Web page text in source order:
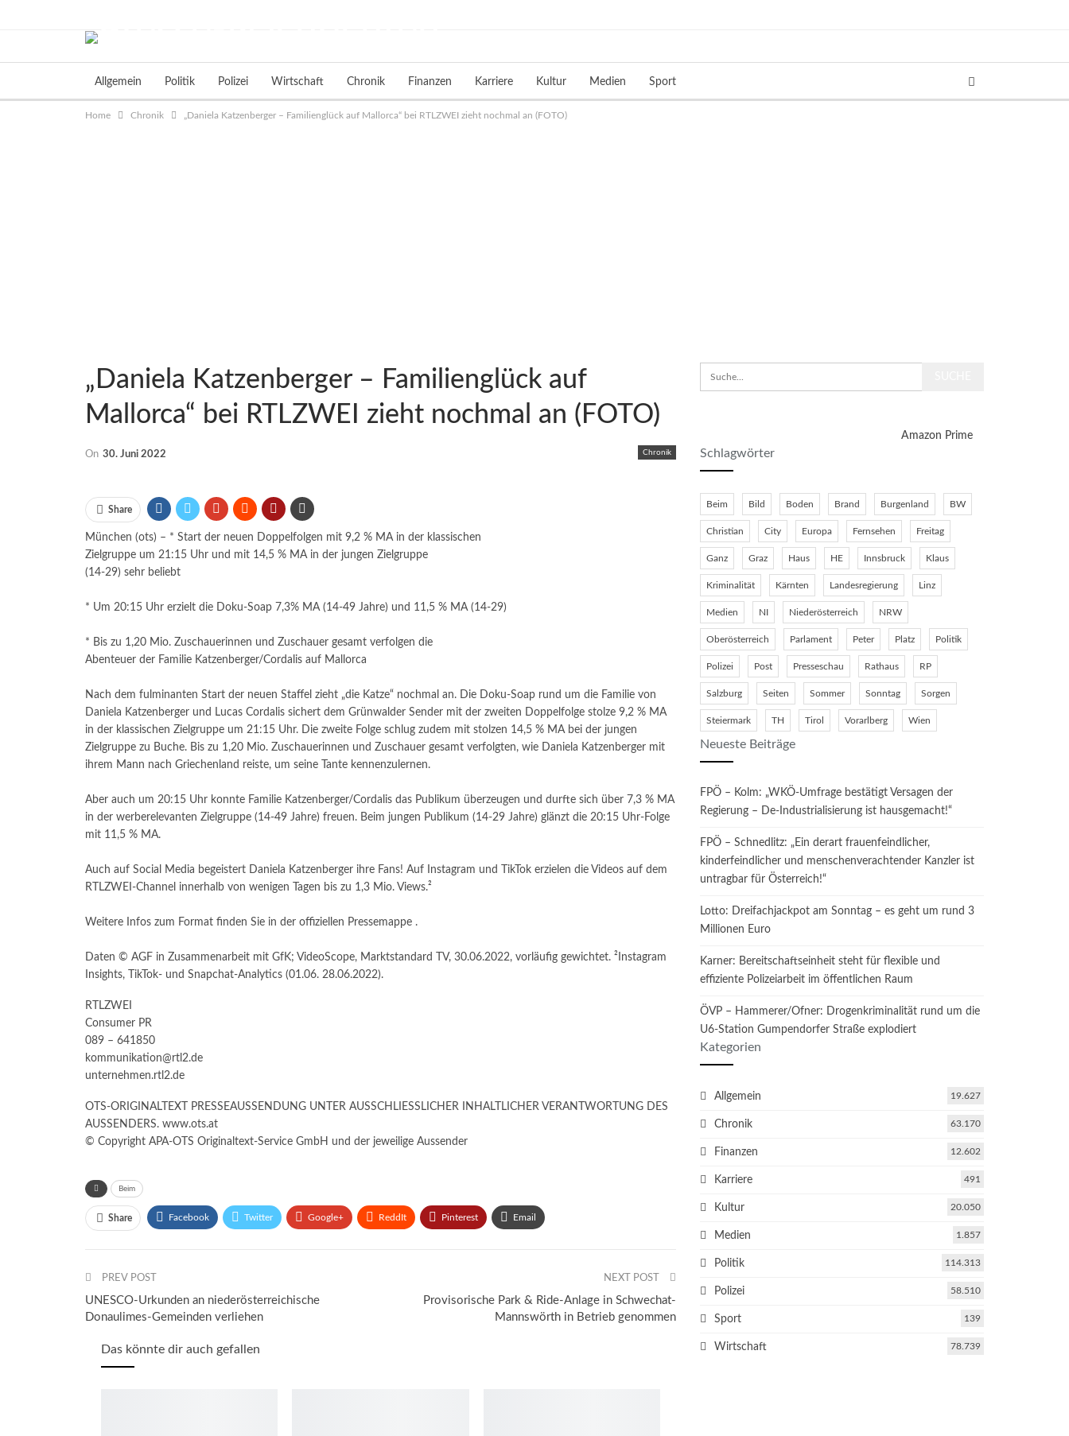
Allgemein Politik Polizei Wirtschaft Chronik Finanzen Karriere Kultur Medien Sport
Home Chronik „Daniela Katzenberger – Familienglück auf Mallorca“ bei RTLZWEI zieht nochmal an (FOTO)
„Daniela Katzenberger – Familienglück auf
Mallorca“ bei RTLZWEI zieht nochmal an (FOTO)
Chronik
On 30. Juni 2022
Share
München (ots) – * Start der neuen Doppelfolgen mit 9,2 % MA in der klassischen
Zielgruppe um 21:15 Uhr und mit 14,5 % MA in der jungen Zielgruppe
(14-29) sehr beliebt
* Um 20:15 Uhr erzielt die Doku-Soap 7,3% MA (14-49 Jahre) und 11,5 % MA (14-29)
* Bis zu 1,20 Mio. Zuschauerinnen und Zuschauer gesamt verfolgen die
Abenteuer der Familie Katzenberger/Cordalis auf Mallorca
Nach dem fulminanten Start der neuen Staffel zieht „die Katze“ nochmal an. Die Doku-Soap rund um die Familie von
Daniela Katzenberger und Lucas Cordalis sichert dem Grünwalder Sender mit der zweiten Doppelfolge stolze 9,2 % MA
in der klassischen Zielgruppe um 21:15 Uhr. Die zweite Folge schlug zudem mit stolzen 14,5 % MA bei der jungen
Zielgruppe zu Buche. Bis zu 1,20 Mio. Zuschauerinnen und Zuschauer gesamt verfolgten, wie Daniela Katzenberger mit
ihrem Mann nach Griechenland reiste, um seine Tante kennenzulernen.
Aber auch um 20:15 Uhr konnte Familie Katzenberger/Cordalis das Publikum überzeugen und durfte sich über 7,3 % MA
in der werberelevanten Zielgruppe (14-49 Jahre) freuen. Beim jungen Publikum (14-29 Jahre) glänzt die 20:15 Uhr-Folge
mit 11,5 % MA.
Auch auf Social Media begeistert Daniela Katzenberger ihre Fans! Auf Instagram und TikTok erzielen die Videos auf dem
RTLZWEI-Channel innerhalb von wenigen Tagen bis zu 1,3 Mio. Views.²
Weitere Infos zum Format finden Sie in der offiziellen Pressemappe .
Daten © AGF in Zusammenarbeit mit GfK; VideoScope, Marktstandard TV, 30.06.2022, vorläufig gewichtet. ²Instagram
Insights, TikTok- und Snapchat-Analytics (01.06. 28.06.2022).
RTLZWEI
Consumer PR
089 – 641850
kommunikation@rtl2.de
unternehmen.rtl2.de
OTS-ORIGINALTEXT PRESSEAUSSENDUNG UNTER AUSSCHLIESSLICHER INHALTLICHER VERANTWORTUNG DES
AUSSENDERS. www.ots.at
© Copyright APA-OTS Originaltext-Service GmbH und der jeweilige Aussender
Beim
Share Facebook Twitter Google+ ReddIt Pinterest Email
PREV POST
UNESCO-Urkunden an niederösterreichische
Donaulimes-Gemeinden verliehen
NEXT POST
Provisorische Park & Ride-Anlage in Schwechat-
Mannswörth in Betrieb genommen
Das könnte dir auch gefallen
Amazon Prime
Schlagwörter
Beim Bild Boden Brand Burgenland BW
Christian City Europa Fernsehen Freitag
Ganz Graz Haus HE Innsbruck Klaus
Kriminalität Kärnten Landesregierung Linz
Medien NI Niederösterreich NRW
Oberösterreich Parlament Peter Platz Politik
Polizei Post Presseschau Rathaus RP
Salzburg Seiten Sommer Sonntag Sorgen
Steiermark TH Tirol Vorarlberg Wien
Neueste Beiträge
FPÖ – Kolm: „WKÖ-Umfrage bestätigt Versagen der
Regierung – De-Industrialisierung ist hausgemacht!“
FPÖ – Schnedlitz: „Ein derart frauenfeindlicher,
kinderfeindlicher und menschenverachtender Kanzler ist
untragbar für Österreich!“
Lotto: Dreifachjackpot am Sonntag – es geht um rund 3
Millionen Euro
Karner: Bereitschaftseinheit steht für flexible und
effiziente Polizeiarbeit im öffentlichen Raum
ÖVP – Hammerer/Ofner: Drogenkriminalität rund um die
U6-Station Gumpendorfer Straße explodiert
Kategorien
Allgemein 19.627
Chronik 63.170
Finanzen 12.602
Karriere 491
Kultur 20.050
Medien 1.857
Politik 114.313
Polizei 58.510
Sport 139
Wirtschaft 78.739